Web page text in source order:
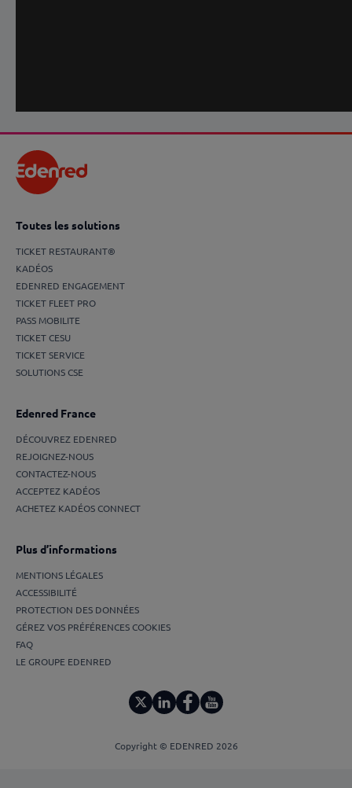
Toutes les solutions
TICKET RESTAURANT®
KADÉOS
EDENRED ENGAGEMENT
TICKET FLEET PRO
PASS MOBILITE
TICKET CESU
TICKET SERVICE
SOLUTIONS CSE
Edenred France
DÉCOUVREZ EDENRED
REJOIGNEZ-NOUS
CONTACTEZ-NOUS
ACCEPTEZ KADÉOS
ACHETEZ KADÉOS CONNECT
Plus d’informations
MENTIONS LÉGALES
ACCESSIBILITÉ
PROTECTION DES DONNÉES
GÉREZ VOS PRÉFÉRENCES COOKIES
FAQ
LE GROUPE EDENRED
Copyright © EDENRED 2026